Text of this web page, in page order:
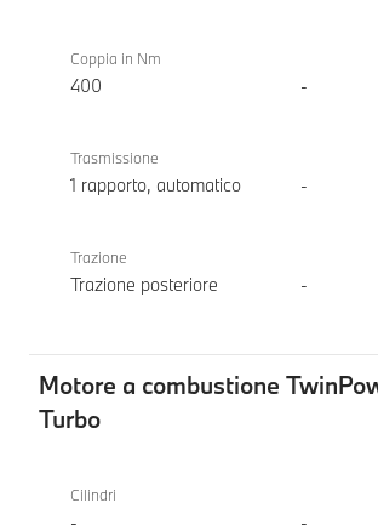
Coppia in Nm
400 -
Trasmissione
1 rapporto, automatico -
Trazione
Trazione posteriore -
Motore a combustione
Turbo
combustione
eDrive40
Touring
Cilindri
- -